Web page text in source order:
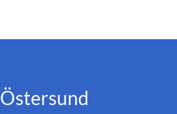
Östersund